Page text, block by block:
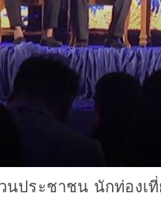
นประชาชน นักท่องเ